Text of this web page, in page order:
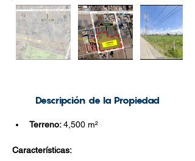
Descripción de la Propiedad
Terreno: 4,500 m²
Características: